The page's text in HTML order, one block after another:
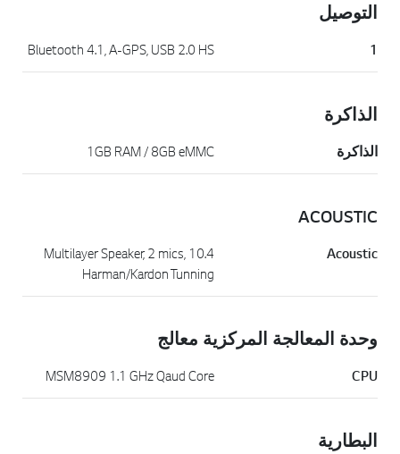
التوصيل
1
Bluetooth 4.1, A-GPS, USB 2.0 HS
الذاكرة
الذاكرة 1GB RAM / 8GB eMMC
ACOUSTIC
Acoustic
10.4 Multilayer Speaker, 2 mics,
Harman/Kardon Tunning
وحدة المعالجة المركزية معالج
CPU
MSM8909 1.1 GHz Qaud Core
البطارية